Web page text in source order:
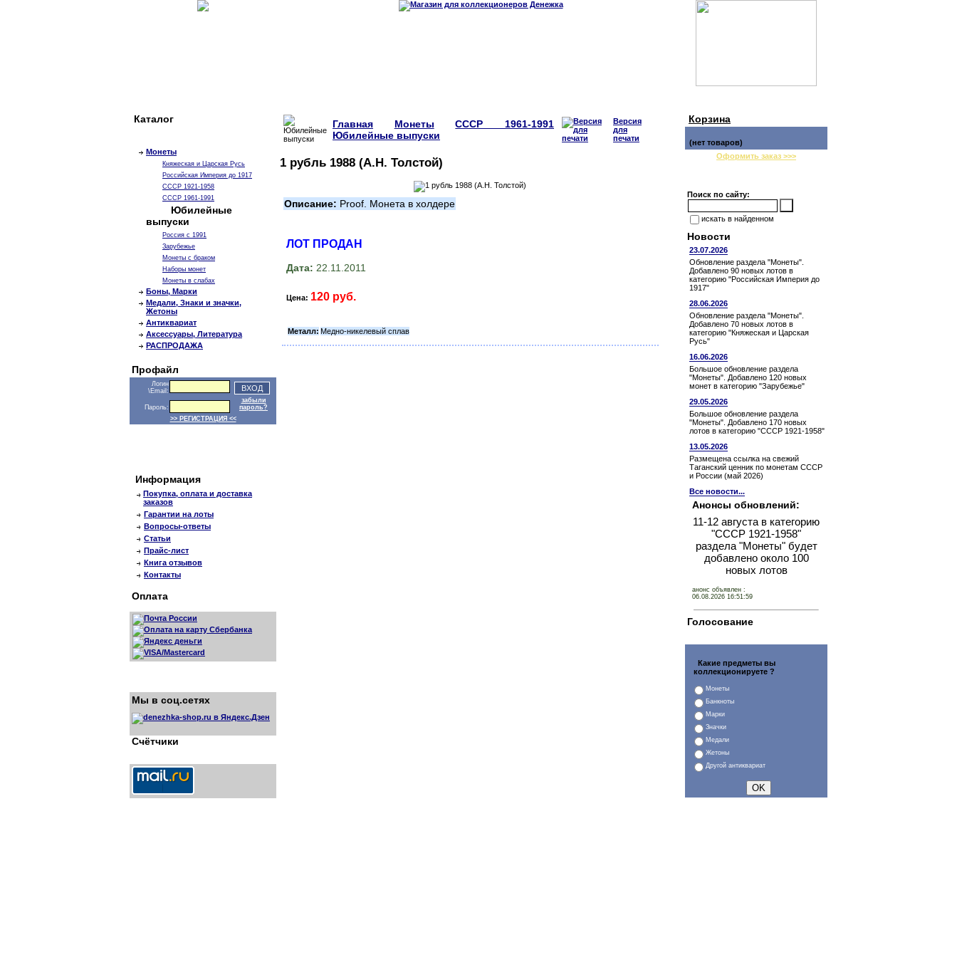
Каталог
Монеты
Княжеская и Царская Русь
Российская Империя до 1917
СССР 1921-1958
СССР 1961-1991
Юбилейные
выпуски
Россия с 1991
Зарубежье
Монеты с браком
Наборы монет
Монеты в слабах
Боны, Марки
Медали, Знаки и значки,
Жетоны
Антиквариат
Аксессуары, Литература
РАСПРОДАЖА
Профайл
Логин
\Email:
Пароль:
забыли
пароль?
>> РЕГИСТРАЦИЯ <<
Информация
Покупка, оплата и доставка
заказов
Гарантии на лоты
Вопросы-ответы
Статьи
Прайс-лист
Книга отзывов
Контакты
Оплата
Мы в соц.сетях
Счётчики
Главная Монеты
СССР 1961-1991
Юбилейные выпуски
Версия
для
печати
1 рубль 1988 (А.Н. Толстой)
Описание: Proof. Монета в холдере
ЛОТ ПРОДАН
Дата: 22.11.2011
Цена: 120 руб.
Металл: Медно-никелевый сплав
Корзина
(нет товаров)
Оформить заказ >>>
Поиск по сайту:
искать в найденном
Новости
23.07.2026
Обновление раздела "Монеты".
Добавлено 90 новых лотов в
категорию "Российская Империя до
1917"
28.06.2026
Обновление раздела "Монеты".
Добавлено 70 новых лотов в
категорию "Княжеская и Царская
Русь"
16.06.2026
Большое обновление раздела
"Монеты". Добавлено 120 новых
монет в категорию "Зарубежье"
29.05.2026
Большое обновление раздела
"Монеты". Добавлено 170 новых
лотов в категорию "СССР 1921-1958"
13.05.2026
Размещена ссылка на свежий
Таганский ценник по монетам СССР
и России (май 2026)
Все новости...
Анонсы обновлений:
11-12 августа в категорию
"СССР 1921-1958"
раздела "Монеты" будет
добавлено около 100
новых лотов
анонс объявлен :
06.08.2026 16:51:59
Голосование
Какие предметы вы
коллекционируете ?
Монеты
Банкноты
Марки
Значки
Медали
Жетоны
Другой антиквариат